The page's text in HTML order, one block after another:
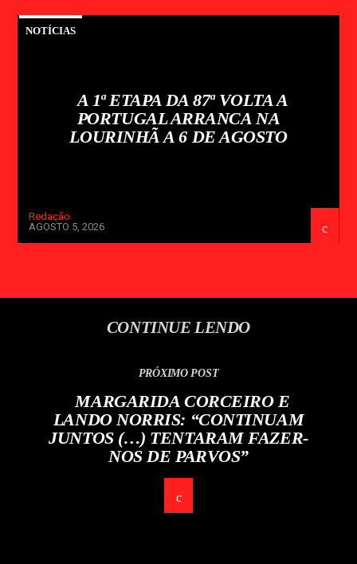
NOTÍCIAS
A 1ª ETAPA DA 87ª VOLTA A
PORTUGAL ARRANCA NA
LOURINHÃ A 6 DE AGOSTO
Redação
AGOSTO 5, 2026
CONTINUE LENDO
PRÓXIMO POST
MARGARIDA CORCEIRO E
LANDO NORRIS: “CONTINUAM
JUNTOS (…) TENTARAM FAZER-
NOS DE PARVOS”